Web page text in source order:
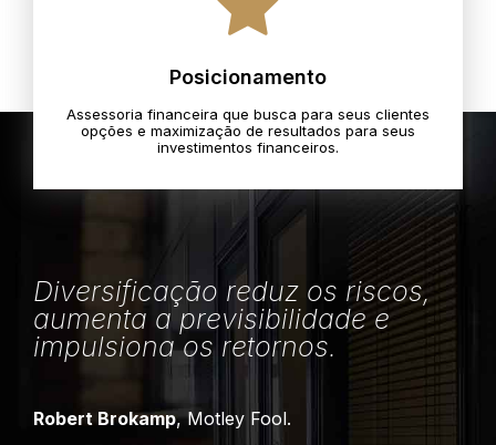
Posicionamento
Assessoria financeira que busca para seus clientes
opções e maximização de resultados para seus
investimentos financeiros.
Diversificação reduz os riscos,
aumenta a previsibilidade e
impulsiona os retornos.
Robert Brokamp, Motley Fool.